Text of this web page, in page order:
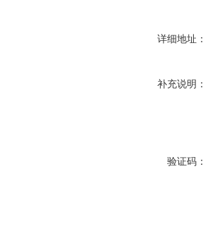
详细地址：
补充说明：
验证码：